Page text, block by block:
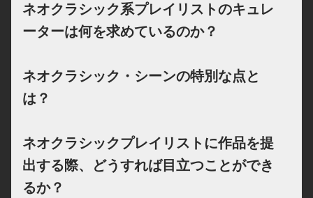
ネオクラシック系プレイリストのキュレ
ーターは何を求めているのか？
ネオクラシック・シーンの特別な点と
は？
ネオクラシックプレイリストに作品を提
出する際、どうすれば目立つことができ
るか？